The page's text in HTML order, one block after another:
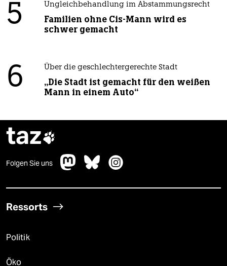
5 Ungleichbehandlung im Abstammungsrecht
Familien ohne Cis-Mann wird es
schwer gemacht
6 Über die geschlechtergerechte Stadt
„Die Stadt ist gemacht für den weißen
Mann in einem Auto“
taz
Folgen Sie uns
Ressorts
Politik
Öko